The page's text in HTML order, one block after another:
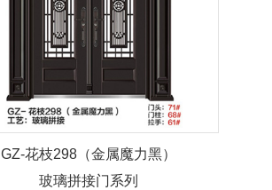
GZ-花枝298（金属魔力黑）
玻璃拼接门系列